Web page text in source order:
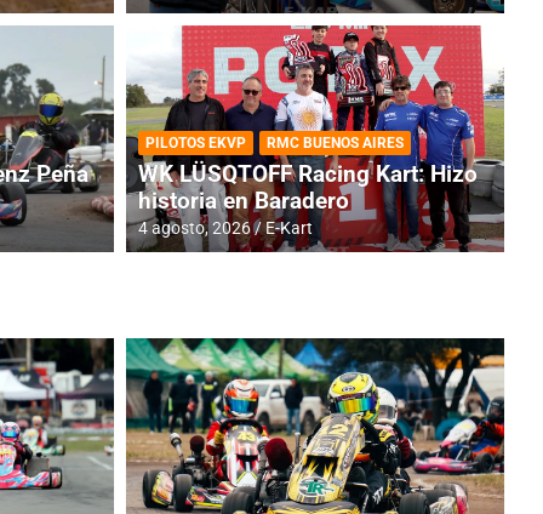
RMC BUENOS AIRES
Cerró una jornada
Peña
PILOTOS EKVP RMC BUENOS AIRES
WK LÜSQTOFF Racing Kart: Hizo
historia en Baradero
4 agosto, 2026 E-Kart
COBERTURA ESPECIAL DE E-KART.COM.AR